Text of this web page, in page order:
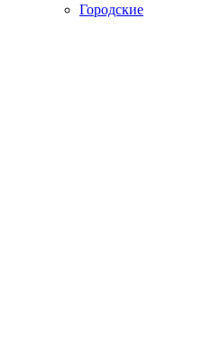
Городские